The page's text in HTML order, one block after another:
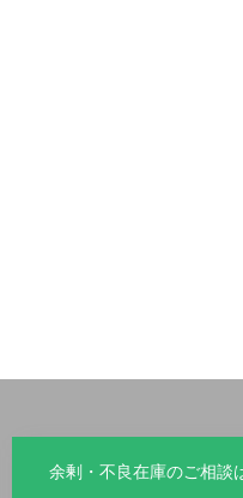
余剰・不良在庫のご相談